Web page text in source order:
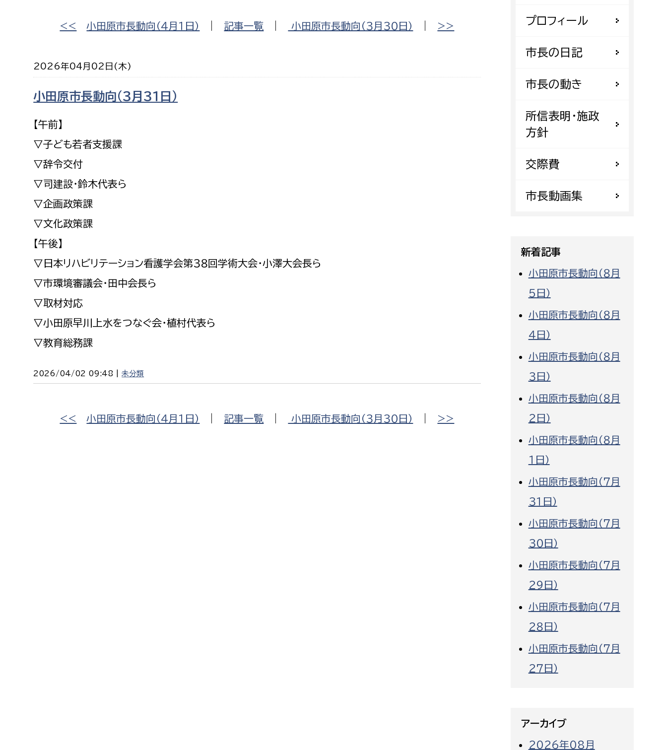
傷病者
外国人
ペット
文化・生涯学習 イベント・講座などに参加したい
まちづくりに関わりたい
スポーツ課
環境事業センター
福祉健康部
福祉政策課
障がい福祉課
保険課
健康づくり課
都市計画課
地域交通課
開発審査課
建設部
土木管理課
道水路整備課
みどり公園課
建築課
予防課
警防計画課
救急課
消防課
警防第1課
警防第2課
上下水道局
給排水業務課
教育部
保健給食課
選挙管理委員会事務局 監査事務局
監査事務局
<< 小田原市長動向（４月１日） 記事一覧 小田原市長動向（３月３０日） >>
2026年04月02日(木)
小田原市長動向（３月３１日）
【午前】
▽子ども若者支援課
▽辞令交付
▽司建設・鈴木代表ら
▽企画政策課
▽文化政策課
【午後】
▽日本リハビリテーション看護学会第３８回学術大会・小澤大会長ら
▽市環境審議会・田中会長ら
▽取材対応
▽小田原早川上水をつなぐ会・植村代表ら
▽教育総務課
2026/04/02 09:48 |未分類
<< 小田原市長動向（４月１日） 記事一覧 小田原市長動向（３月３０日） >>
プロフィール
市長の日記
市長の動き
所信表明・施政
方針
交際費
市長動画集
新着記事
小田原市長動向（８月
５日）
小田原市長動向（８月
４日）
小田原市長動向（８月
３日）
小田原市長動向（８月
２日）
小田原市長動向（８月
１日）
小田原市長動向（７月
３１日）
小田原市長動向（７月
３０日）
小田原市長動向（７月
２９日）
小田原市長動向（７月
２８日）
小田原市長動向（７月
２７日）
アーカイブ
2026年08月